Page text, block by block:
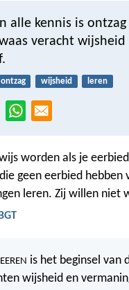
alle kennis is
veracht
ontzag wijsheid leren
worden als je
geen eerbied hebben
leren. Zij willen niet
is het beginsel van
wijsheid en